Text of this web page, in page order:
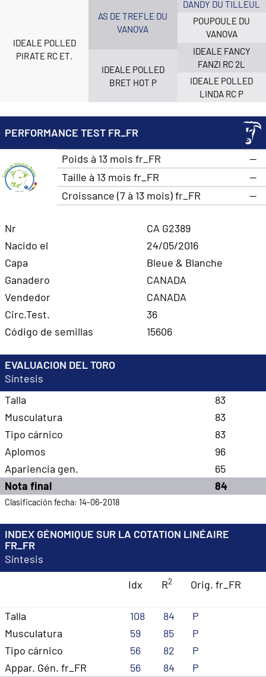
IDEALE POLLED
PIRATE RC ET.
AS DE TREFLE DU
VANOVA
IDEALE POLLED
BRET HOT P
DANDY DU TILLEUL
POUPOULE DU
VANOVA
IDEALE FANCY
FANZI RC 2L
IDEALE POLLED
LINDA RC P
PERFORMANCE TEST FR_FR
Poids à 13 mois fr_FR
—
Taille à 13 mois fr_FR
—
Croissance (7 à 13 mois) fr_FR
—
Nr
CA G2389
Nacido el
24/05/2016
Capa
Bleue & Blanche
Ganadero
CANADA
Vendedor
CANADA
Circ.Test.
36
Código de semillas
15606
EVALUACION DEL TORO
Síntesis
Talla
83
Musculatura
83
Tipo cárnico
83
Aplomos
96
Apariencia gen.
65
Nota final
84
Clasificación fecha: 14-06-2018
INDEX GÉNOMIQUE SUR LA COTATION LINÉAIRE
FR_FR
Síntesis
Idx
R2 Orig. fr_FR
Talla 108 84
P
Musculatura
59 85
P
Tipo cárnico
56 82
P
Appar. Gén. fr_FR
56 84
P